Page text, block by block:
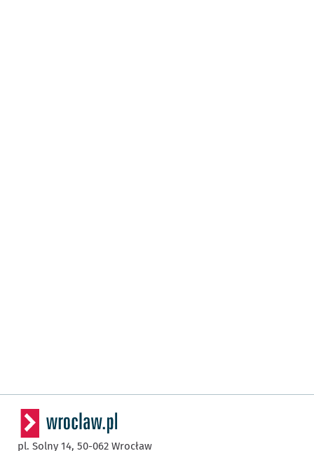
pl. Solny 14, 50-062 Wrocław